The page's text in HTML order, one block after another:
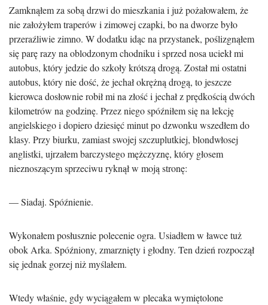
Zamknąłem za sobą drzwi do mieszkania i już pożałowałem, że
nie założyłem traperów i zimowej czapki, bo na dworze było
przeraźliwie zimno. W dodatku idąc na przystanek, poślizgnąłem
się parę razy na oblodzonym chodniku i sprzed nosa uciekł mi
autobus, który jedzie do szkoły krótszą drogą. Został mi ostatni
autobus, który nie dość, że jechał okrężną drogą, to jeszcze
kierowca dosłownie robił mi na złość i jechał z prędkością dwóch
kilometrów na godzinę. Przez niego spóźniłem się na lekcję
angielskiego i dopiero dziesięć minut po dzwonku wszedłem do
klasy. Przy biurku, zamiast swojej szczuplutkiej, blondwłosej
anglistki, ujrzałem barczystego mężczyznę, który głosem
nieznoszącym sprzeciwu ryknął w moją stronę:
— Siadaj. Spóźnienie.
Wykonałem posłusznie polecenie ogra. Usiadłem w ławce tuż
obok Arka. Spóźniony, zmarznięty i głodny. Ten dzień rozpoczął
się jednak gorzej niż myślałem.
Wtedy właśnie, gdy wyciągałem w plecaka wymiętolone